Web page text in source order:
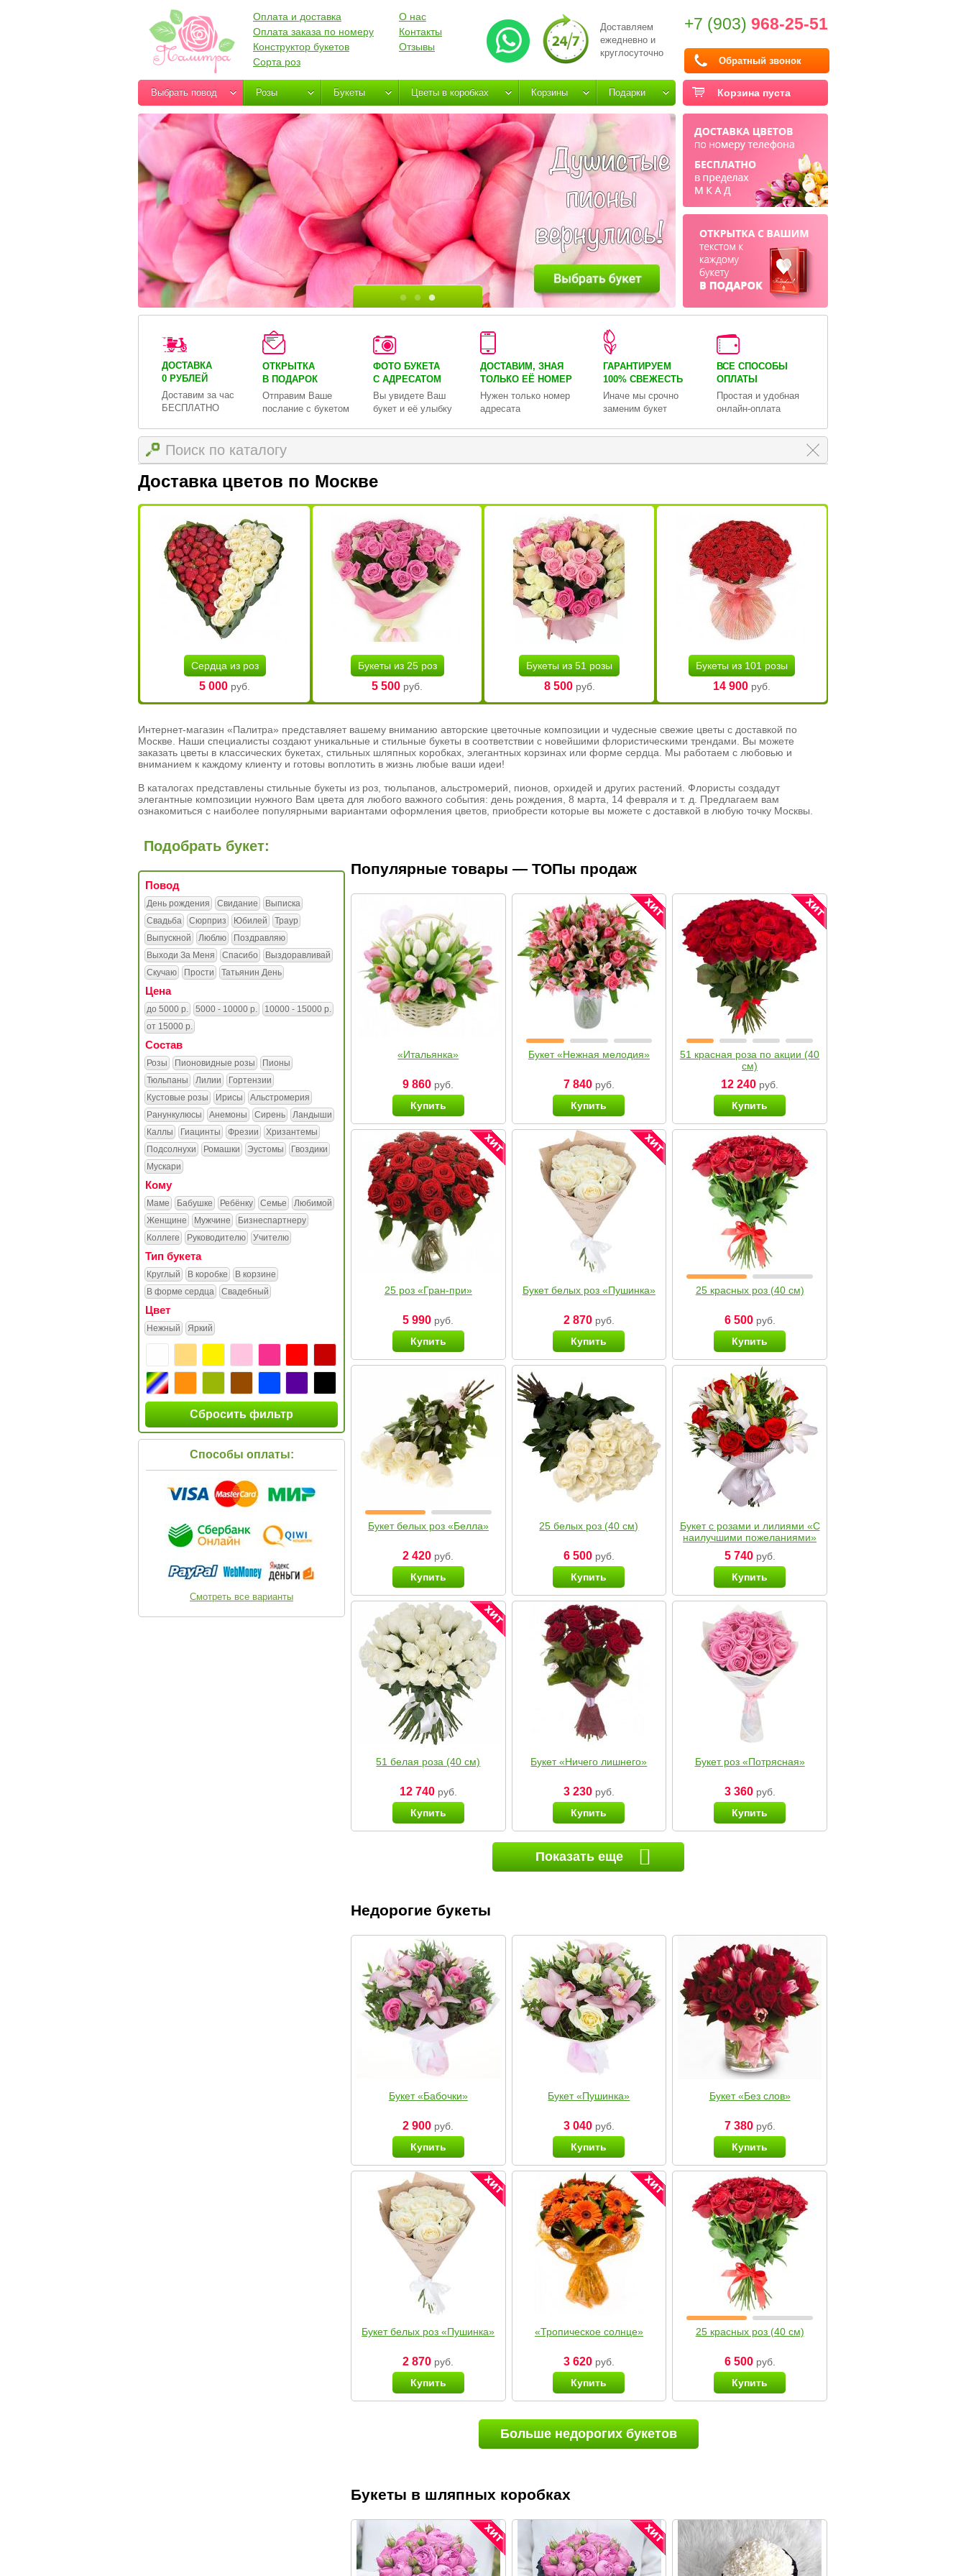
Доставляем
ежедневно и
круглосуточно
+7 (903) 968-25-51
Обратный звонок
Оплата и доставка
Оплата заказа по номеру
Конструктор букетов
Сорта роз
О нас
Контакты
Отзывы
Корзина пуста
Выбрать повод Розы Букеты Цветы в коробках Корзины Подарки
ДОСТАВКА
0 РУБЛЕЙ
Доставим за час
БЕСПЛАТНО
ОТКРЫТКА
В ПОДАРОК
Отправим Ваше
послание с букетом
ФОТО БУКЕТА
С АДРЕСАТОМ
Вы увидете Ваш
букет и её улыбку
ДОСТАВИМ, ЗНАЯ
ТОЛЬКО ЕЁ НОМЕР
Нужен только номер
адресата
ГАРАНТИРУЕМ
100% СВЕЖЕСТЬ
Иначе мы срочно
заменим букет
ВСЕ СПОСОБЫ
ОПЛАТЫ
Простая и удобная
онлайн-оплата
Доставка цветов по Москве
Сердца из роз
5 000 руб.
Букеты из 25 роз
5 500 руб.
Букеты из 51 розы
8 500руб.
Букеты из 101 розы
14 900руб.
Интернет-магазин «Палитра» представляет вашему вниманию авторские цветочные композиции и чудесные свежие цветы с доставкой по
Москве. Наши специалисты создают уникальные и стильные букеты в соответствии с новейшими флористическими трендами. Вы можете
заказать цветы в классических букетах, стильных шляпных коробках, элегантных корзинах или форме сердца. Мы работаем с любовью и
вниманием к каждому клиенту и готовы воплотить в жизнь любые ваши идеи!
В каталогах представлены стильные букеты из роз, тюльпанов, альстромерий, пионов, орхидей и других растений. Флористы создадут
элегантные композиции нужного Вам цвета для любого важного события: день рождения, 8 марта, 14 февраля и т. д. Предлагаем вам
ознакомиться с наиболее популярными вариантами оформления цветов, приобрести которые вы можете с доставкой в любую точку Москвы.
Подобрать букет:
Повод
День рождения Свидание
Выписка
Свадьба
Сюрприз Юбилей
Траур
Выпускной
Люблю
Поздравляю
Выходи За Меня
Спасибо
Выздоравливай
Скучаю
Прости Татьянин День
Цена
до 5000 р. 5000 - 10000 р.
10000 - 15000 р.
от 15000 р.
Состав
Розы Пионовидные розы
Пионы
Тюльпаны
Лилии
Гортензии
Кустовые розы
Ирисы
Альстромерия
Ранункулюсы
Анемоны Сирень
Ландыши
Каллы
Гиацинты Фрезии
Хризантемы
Подсолнухи
Ромашки Эустомы
Гвоздики
Мускари
Кому
Маме Бабушке Ребёнку Семье
Любимой
Женщине
Мужчине
Бизнеспартнеру
Коллеге
Руководителю Учителю
Тип букета
Круглый В коробке
В корзине
В форме сердца
Свадебный
Цвет
Нежный Яркий
Сбросить фильтр
Способы оплаты:
Смотреть все варианты
Популярные товары — ТОПы продаж
«Итальянка»
9 860 руб.
Купить
Букет «Нежная мелодия»
7 840руб.
Купить
51 красная роза по акции (40
см)
12 240 руб.
Купить
25 роз «Гран-при»
5 990 руб.
Купить
Букет белых роз «Пушинка»
2 870руб.
Купить
25 красных роз (40 см)
6 500руб.
Купить
Букет белых роз «Белла»
2 420 руб.
Купить
25 белых роз (40 см)
6 500руб.
Купить
Букет с розами и лилиями «С
наилучшими пожеланиями»
5 740руб.
Купить
51 белая роза (40 см)
12 740руб.
Купить
Букет «Ничего лишнего»
3 230руб.
Купить
Букет роз «Потрясная»
3 360руб.
Купить
Показать еще
Недорогие букеты
Букет «Бабочки»
2 900 руб.
Купить
Букет «Пушинка»
3 040руб.
Купить
Букет «Без слов»
7 380руб.
Купить
Букет белых роз «Пушинка»
2 870 руб.
Купить
«Тропическое солнце»
3 620руб.
Купить
25 красных роз (40 см)
6 500руб.
Купить
Больше недорогих букетов
Букеты в шляпных коробках